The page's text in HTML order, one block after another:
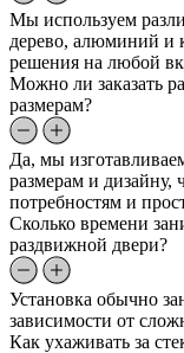
Мы используем
дерево, алюминий и
решения на любой
Можно ли заказать
размерам?
Да, мы
размерам и дизайну,
потребностям и
Сколько времени
раздвижной двери?
Установка обычно
зависимости от
Как ухаживать за